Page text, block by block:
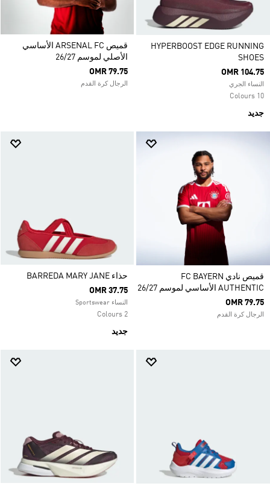
HYPERBOOST EDGE RUNNING
SHOES
OMR 104.75
النساء الجري
10 Colours
جديد
قميص ARSENAL FC الأساسي
الأصلي لموسم 26/27
OMR 79.75
الرجال كرة القدم
قميص نادي FC BAYERN
AUTHENTIC الأساسي لموسم 26/27
OMR 79.75
الرجال كرة القدم
حذاء BARREDA MARY JANE
OMR 37.75
النساء Sportswear
2 Colours
جديد